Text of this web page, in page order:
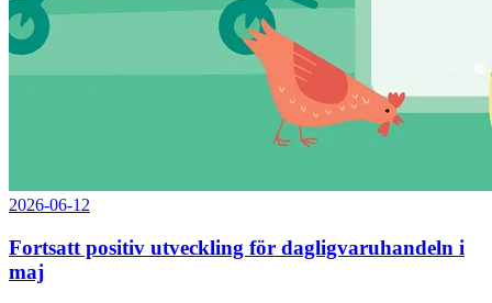
2026-06-12
Fortsatt positiv utveckling för dagligvaruhandeln i
maj